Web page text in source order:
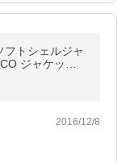
フトシェルジャ
ジャケット
USAモデル
2016/12/8